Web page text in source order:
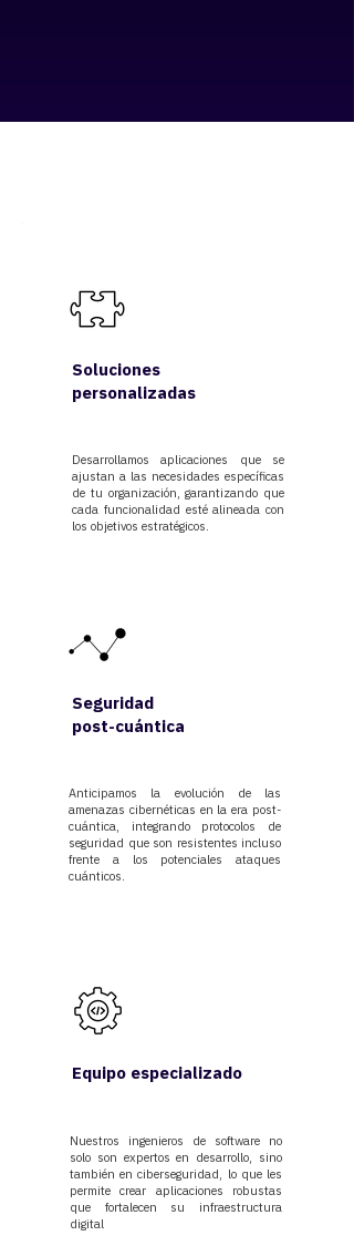
Soluciones
personalizadas
Desarrollamos aplicaciones que se
ajustan a las necesidades específicas
de tu organización, garantizando que
cada funcionalidad esté alineada con
los objetivos estratégicos.
Seguridad
post-cuántica
Anticipamos la evolución de las
amenazas cibernéticas en la era post-
cuántica, integrando protocolos de
seguridad que son resistentes incluso
frente a los potenciales ataques
cuánticos.
Equipo especializado
Nuestros ingenieros de software no
solo son expertos en desarrollo, sino
también en ciberseguridad, lo que les
permite crear aplicaciones robustas
que fortalecen su infraestructura
digital